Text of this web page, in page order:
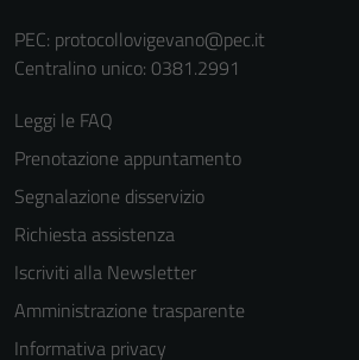
PEC: protocollovigevano@pec.it
Centralino unico: 0381.2991
Leggi le FAQ
Prenotazione appuntamento
Segnalazione disservizio
Richiesta assistenza
Iscriviti alla Newsletter
Amministrazione trasparente
Informativa privacy